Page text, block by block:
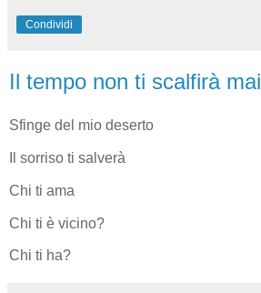
Condividi
Il tempo non ti scalfirà mai
Sfinge del mio deserto
Il sorriso ti salverà
Chi ti ama
Chi ti è vicino?
Chi ti ha?